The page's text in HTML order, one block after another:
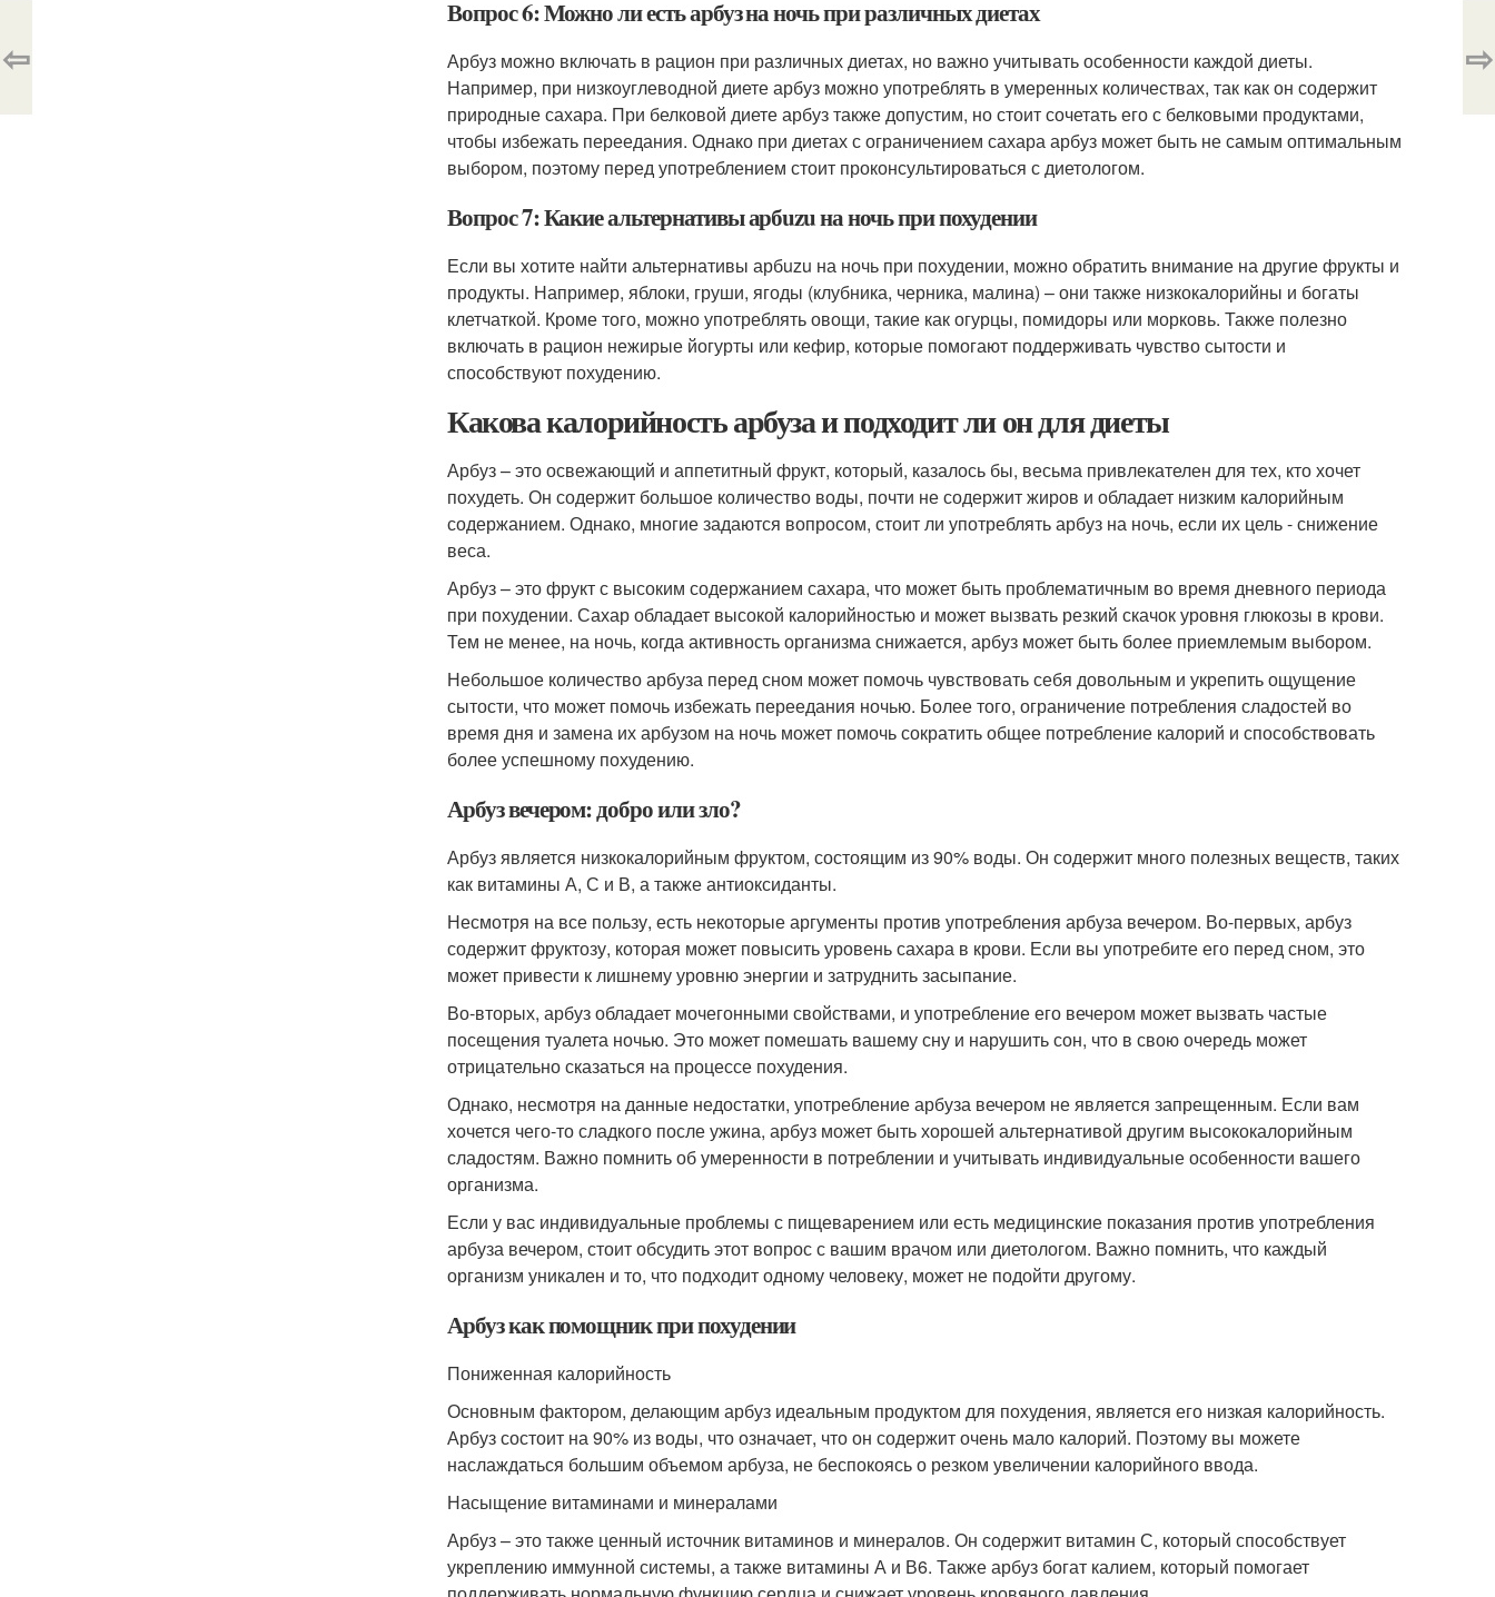
Вопрос 6: Можно ли есть арбуз на ночь при различных диетах
Арбуз можно включать в рацион при различных диетах, но важно учитывать особенности каждой диеты.
Например, при низкоуглеводной диете арбуз можно употреблять в умеренных количествах, так как он содержит
природные сахара. При белковой диете арбуз также допустим, но стоит сочетать его с белковыми продуктами,
чтобы избежать переедания. Однако при диетах с ограничением сахара арбуз может быть не самым оптимальным
выбором, поэтому перед употреблением стоит проконсультироваться с диетологом.
Вопрос 7: Какие альтернативы арбuzu на ночь при похудении
Если вы хотите найти альтернативы арбuzu на ночь при похудении, можно обратить внимание на другие фрукты и
продукты. Например, яблоки, груши, ягоды (клубника, черника, малина) – они также низкокалорийны и богаты
клетчаткой. Кроме того, можно употреблять овощи, такие как огурцы, помидоры или морковь. Также полезно
включать в рацион нежирые йогурты или кефир, которые помогают поддерживать чувство сытости и
способствуют похудению.
Какова калорийность арбуза и подходит ли он для диеты
Арбуз – это освежающий и аппетитный фрукт, который, казалось бы, весьма привлекателен для тех, кто хочет
похудеть. Он содержит большое количество воды, почти не содержит жиров и обладает низким калорийным
содержанием. Однако, многие задаются вопросом, стоит ли употреблять арбуз на ночь, если их цель - снижение
веса.
Арбуз – это фрукт с высоким содержанием сахара, что может быть проблематичным во время дневного периода
при похудении. Сахар обладает высокой калорийностью и может вызвать резкий скачок уровня глюкозы в крови.
Тем не менее, на ночь, когда активность организма снижается, арбуз может быть более приемлемым выбором.
Небольшое количество арбуза перед сном может помочь чувствовать себя довольным и укрепить ощущение
сытости, что может помочь избежать переедания ночью. Более того, ограничение потребления сладостей во
время дня и замена их арбузом на ночь может помочь сократить общее потребление калорий и способствовать
более успешному похудению.
Арбуз вечером: добро или зло?
Арбуз является низкокалорийным фруктом, состоящим из 90% воды. Он содержит много полезных веществ, таких
как витамины А, С и В, а также антиоксиданты.
Несмотря на все пользу, есть некоторые аргументы против употребления арбуза вечером. Во-первых, арбуз
содержит фруктозу, которая может повысить уровень сахара в крови. Если вы употребите его перед сном, это
может привести к лишнему уровню энергии и затруднить засыпание.
Во-вторых, арбуз обладает мочегонными свойствами, и употребление его вечером может вызвать частые
посещения туалета ночью. Это может помешать вашему сну и нарушить сон, что в свою очередь может
отрицательно сказаться на процессе похудения.
Однако, несмотря на данные недостатки, употребление арбуза вечером не является запрещенным. Если вам
хочется чего-то сладкого после ужина, арбуз может быть хорошей альтернативой другим высококалорийным
сладостям. Важно помнить об умеренности в потреблении и учитывать индивидуальные особенности вашего
организма.
Если у вас индивидуальные проблемы с пищеварением или есть медицинские показания против употребления
арбуза вечером, стоит обсудить этот вопрос с вашим врачом или диетологом. Важно помнить, что каждый
организм уникален и то, что подходит одному человеку, может не подойти другому.
Арбуз как помощник при похудении
Пониженная калорийность
Основным фактором, делающим арбуз идеальным продуктом для похудения, является его низкая калорийность.
Арбуз состоит на 90% из воды, что означает, что он содержит очень мало калорий. Поэтому вы можете
наслаждаться большим объемом арбуза, не беспокоясь о резком увеличении калорийного ввода.
Насыщение витаминами и минералами
Арбуз – это также ценный источник витаминов и минералов. Он содержит витамин С, который способствует
укреплению иммунной системы, а также витамины А и В6. Также арбуз богат калием, который помогает
⇦ ⇨